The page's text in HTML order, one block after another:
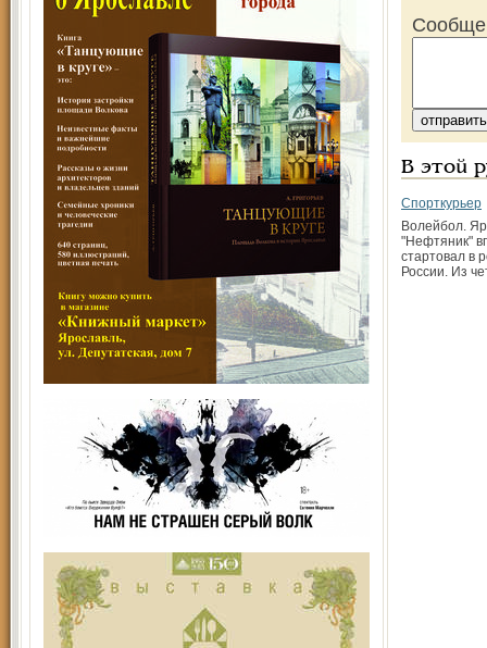
В этой
Спорткурьер
Волейбол.
"Нефтяник"
стартовал в
России. Из